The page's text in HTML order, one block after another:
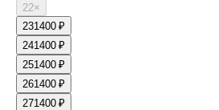
22×
231400 ₽
241400 ₽
251400 ₽
261400 ₽
271400 ₽